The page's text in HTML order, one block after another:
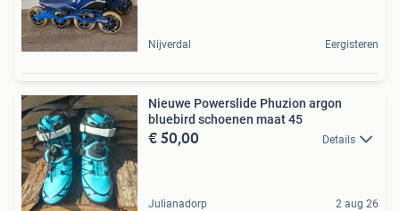
Nijverdal Eergisteren
Nieuwe Powerslide Phuzion argon
bluebird schoenen maat 45
€ 50,00 Details
Julianadorp 2 aug 26